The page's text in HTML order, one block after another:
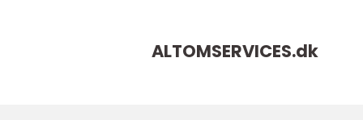
ALTOMSERVICES.dk